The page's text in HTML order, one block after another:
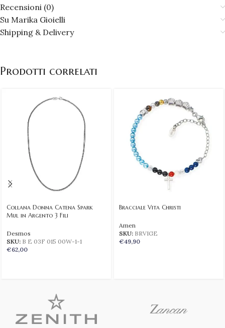
Recensioni (0)
Su Marika Gioielli
Shipping & Delivery
Prodotti correlati
Collana Donna Catena Spark
Mul in Argento 3 Fili
Desmos
SKU: B E 03F 015 00W-1-1
€62,00
Bracciale Vita Christi
Amen
SKU: BRVIGE
€49,90